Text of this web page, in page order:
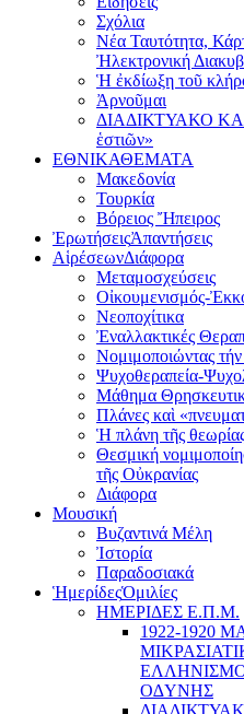
Σχόλια
Νέα Ταυτότητα,
Ἠλεκτρονική
Ἡ ἐκδίωξη τοῦ
Ἀρνοῦμαι
ΔΙΑΔΙΚΤΥΑΚΟ
ἑστιῶν»
ΕΘΝΙΚΑΘΕΜΑΤΑ
Μακεδονία
Τουρκία
Βόρειος Ἤπειρος
ἘρωτήσειςἈπαντήσεις
ΑἱρέσεωνΔιάφορα
Μεταμοσχεύσεις
Οἰκουμενισμός-
Νεοποχίτικα
Ἐναλλακτικές
Νομιμοποιώντας
Ψυχοθεραπεία-
Μάθημα
Πλάνες καὶ
Ἡ πλάνη τῆς
Θεσμική
τῆς Οὐκρανίας
Διάφορα
Μουσική
Βυζαντινά Μέλη
Ἰστορία
Παραδοσιακά
ἩμερίδεςὉμιλίες
ΗΜΕΡΙΔΕΣ Ε.Π.Μ.
1922-1920
O∆YΝΗΣ